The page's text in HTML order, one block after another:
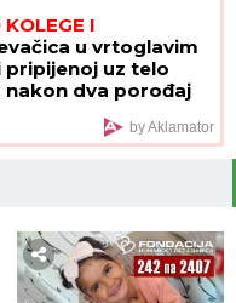
I
u vrtoglavim
pripijenoj uz telo
dva porođaj
by Aklamator